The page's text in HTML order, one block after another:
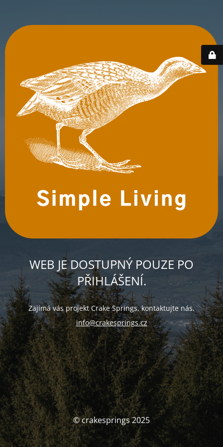
WEB JE DOSTUPNÝ POUZE PO
PŘIHLÁŠENÍ.
Zajímá vás projekt Crake Springs, kontaktujte nás.
info@crakesprings.cz
© crakesprings 2025